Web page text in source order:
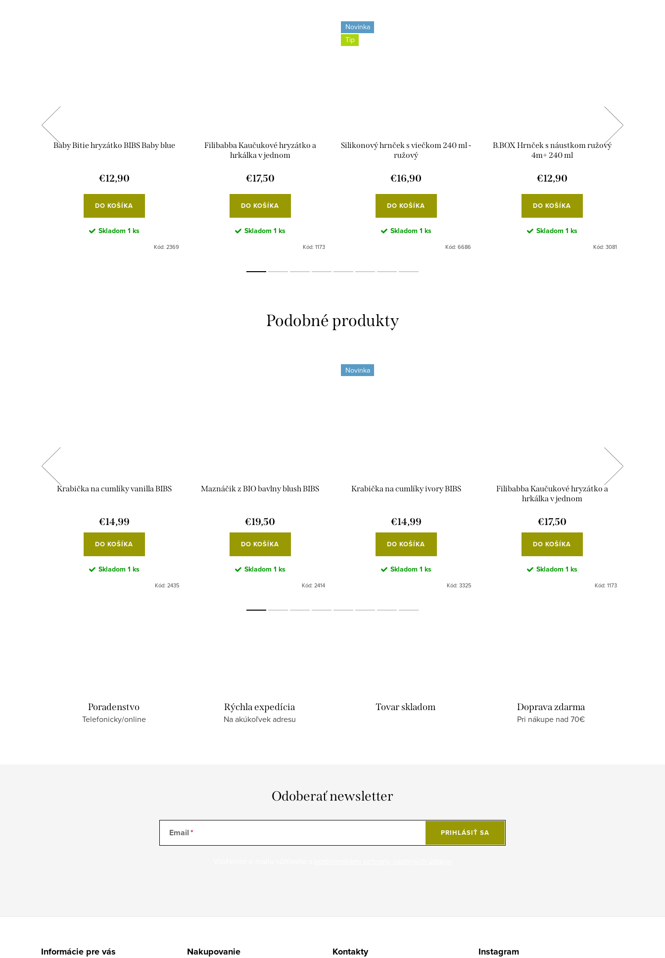
Baby Bitie hryzátko BIBS Baby blue
€12,90
DO KOŠÍKA
Skladom 1 ks
Kód: 2369
Filibabba Kaučukové hryzátko a
hrkálka v jednom
€17,50
DO KOŠÍKA
Skladom 1 ks
Kód: 1173
Novinka
Tip
Silikonový hrnček s viečkom 240 ml -
ružový
€16,90
DO KOŠÍKA
Skladom 1 ks
Kód: 6686
B.BOX Hrnček s náustkom ružový
4m+ 240 ml
€12,90
DO KOŠÍKA
Skladom 1 ks
Kód: 3081
Krabička na cumlíky vanilla BIBS
€14,99
DO KOŠÍKA
Skladom 1 ks
Kód: 2435
Maznáčik z BIO bavlny blush BIBS
€19,50
DO KOŠÍKA
Skladom 1 ks
Kód: 2414
Novinka
Krabička na cumlíky ivory BIBS
€14,99
DO KOŠÍKA
Skladom 1 ks
Kód: 3325
Filibabba Kaučukové hryzátko a
hrkálka v jednom
€17,50
DO KOŠÍKA
Skladom 1 ks
Kód: 1173
Poradenstvo
Telefonicky/online
Rýchla expedícia
Na akúkoľvek adresu
Tovar skladom Doprava zdarma
Pri nákupe nad 70€
Odoberať newsletter
Email PRIHLÁSIŤ SA
Informácie pre vás Nakupovanie Kontakty Instagram